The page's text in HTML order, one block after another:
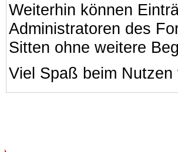
Weiterhin können
Administratoren des
Sitten ohne weitere
Viel Spaß beim